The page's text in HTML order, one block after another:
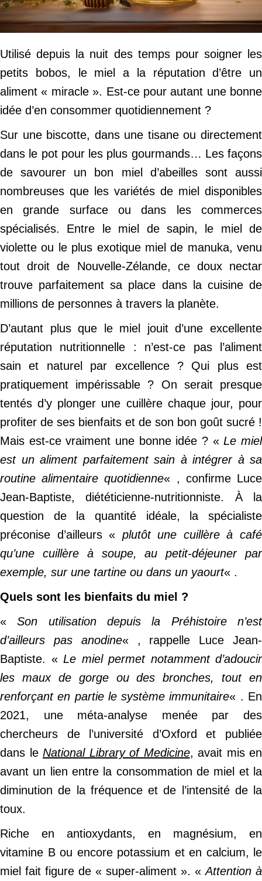
Utilisé depuis la nuit des temps pour soigner les
petits bobos, le miel a la réputation d’être un
aliment « miracle ». Est-ce pour autant une bonne
idée d’en consommer quotidiennement ?
Sur une biscotte, dans une tisane ou directement
dans le pot pour les plus gourmands… Les façons
de savourer un bon miel d’abeilles sont aussi
nombreuses que les variétés de miel disponibles
en grande surface ou dans les commerces
spécialisés. Entre le miel de sapin, le miel de
violette ou le plus exotique miel de manuka, venu
tout droit de Nouvelle-Zélande, ce doux nectar
trouve parfaitement sa place dans la cuisine de
millions de personnes à travers la planète.
D’autant plus que le miel jouit d’une excellente
réputation nutritionnelle : n’est-ce pas l’aliment
sain et naturel par excellence ? Qui plus est
pratiquement impérissable ? On serait presque
tentés d’y plonger une cuillère chaque jour, pour
profiter de ses bienfaits et de son bon goût sucré !
Mais est-ce vraiment une bonne idée ? «Le miel
est un aliment parfaitement sain à intégrer à sa
routine alimentaire quotidienne« , confirme Luce
Jean-Baptiste, diététicienne-nutritionniste. À la
question de la quantité idéale, la spécialiste
préconise d’ailleurs « plutôt une cuillère à café
qu’une cuillère à soupe, au petit-déjeuner par
exemple, sur une tartine ou dans un yaourt« .
Quels sont les bienfaits du miel ?
«Son utilisation depuis la Préhistoire n’est
d’ailleurs pas anodine« , rappelle Luce Jean-
Baptiste. « Le miel permet notamment d’adoucir
les maux de gorge ou des bronches, tout en
renforçant en partie le système immunitaire« . En
2021, une méta-analyse menée par des
chercheurs de l’université d’Oxford et publiée
dans le National Library of Medicine, avait mis en
avant un lien entre la consommation de miel et la
diminution de la fréquence et de l’intensité de la
toux.
Riche en antioxydants, en magnésium, en
vitamine B ou encore potassium et en calcium, le
miel fait figure de « super-aliment ». «Attention à